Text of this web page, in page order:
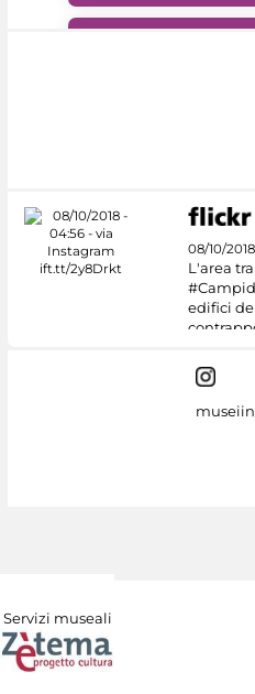
08/10/2018
L'area
edifici
Servizi museali